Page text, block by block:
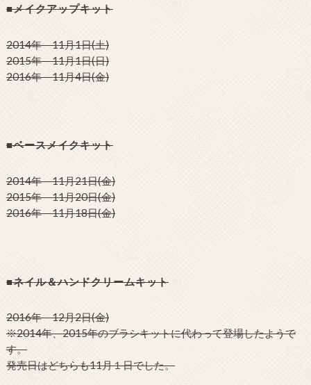
■メイクアップキット
2014年 11月1日(土)
2015年 11月1日(日)
2016年 11月4日(金)
■ベースメイクキット
2014年 11月21日(金)
2015年 11月20日(金)
2016年 11月18日(金)
■ネイル＆ハンドクリームキット
2016年 12月2日(金)
※2014年、2015年のブラシキットに代わって登場したようで
す。
発売日はどちらも11月１日でした。